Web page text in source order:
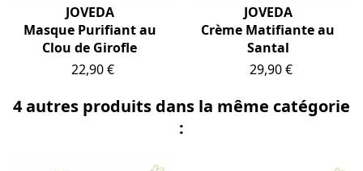
JOVEDA
Masque Purifiant au
Clou de Girofle
Prix
22,90 €
JOVEDA
Crème Matifiante au
Santal
Prix
29,90 €
4 autres produits dans la même catégorie
: